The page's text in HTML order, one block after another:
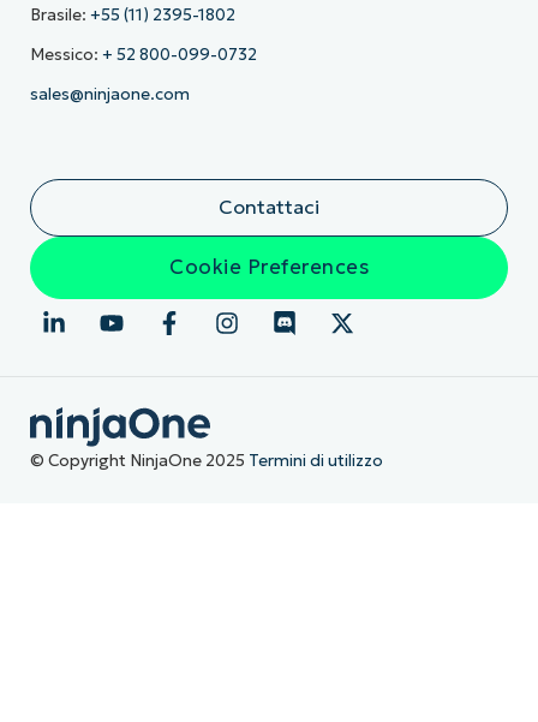
Brasile: +55 (11) 2395-1802
Messico: + 52 800-099-0732
sales@ninjaone.com
Contattaci
Cookie Preferences
© Copyright NinjaOne 2025 Termini di utilizzo